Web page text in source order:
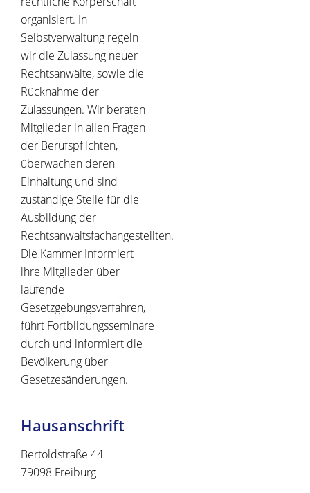
organisiert. In
Selbstverwaltung regeln
wir die Zulassung neuer
Rechtsanwälte, sowie die
Rücknahme der
Zulassungen. Wir beraten
Mitglieder in allen Fragen
der Berufspflichten,
überwachen deren
Einhaltung und sind
zuständige Stelle für die
Ausbildung der
Rechtsanwaltsfachangestellten.
Die Kammer Informiert
ihre Mitglieder über
laufende
Gesetzgebungsverfahren,
führt Fortbildungsseminare
durch und informiert die
Bevölkerung über
Gesetzesänderungen.
Hausanschrift
Bertoldstraße 44
79098 Freiburg